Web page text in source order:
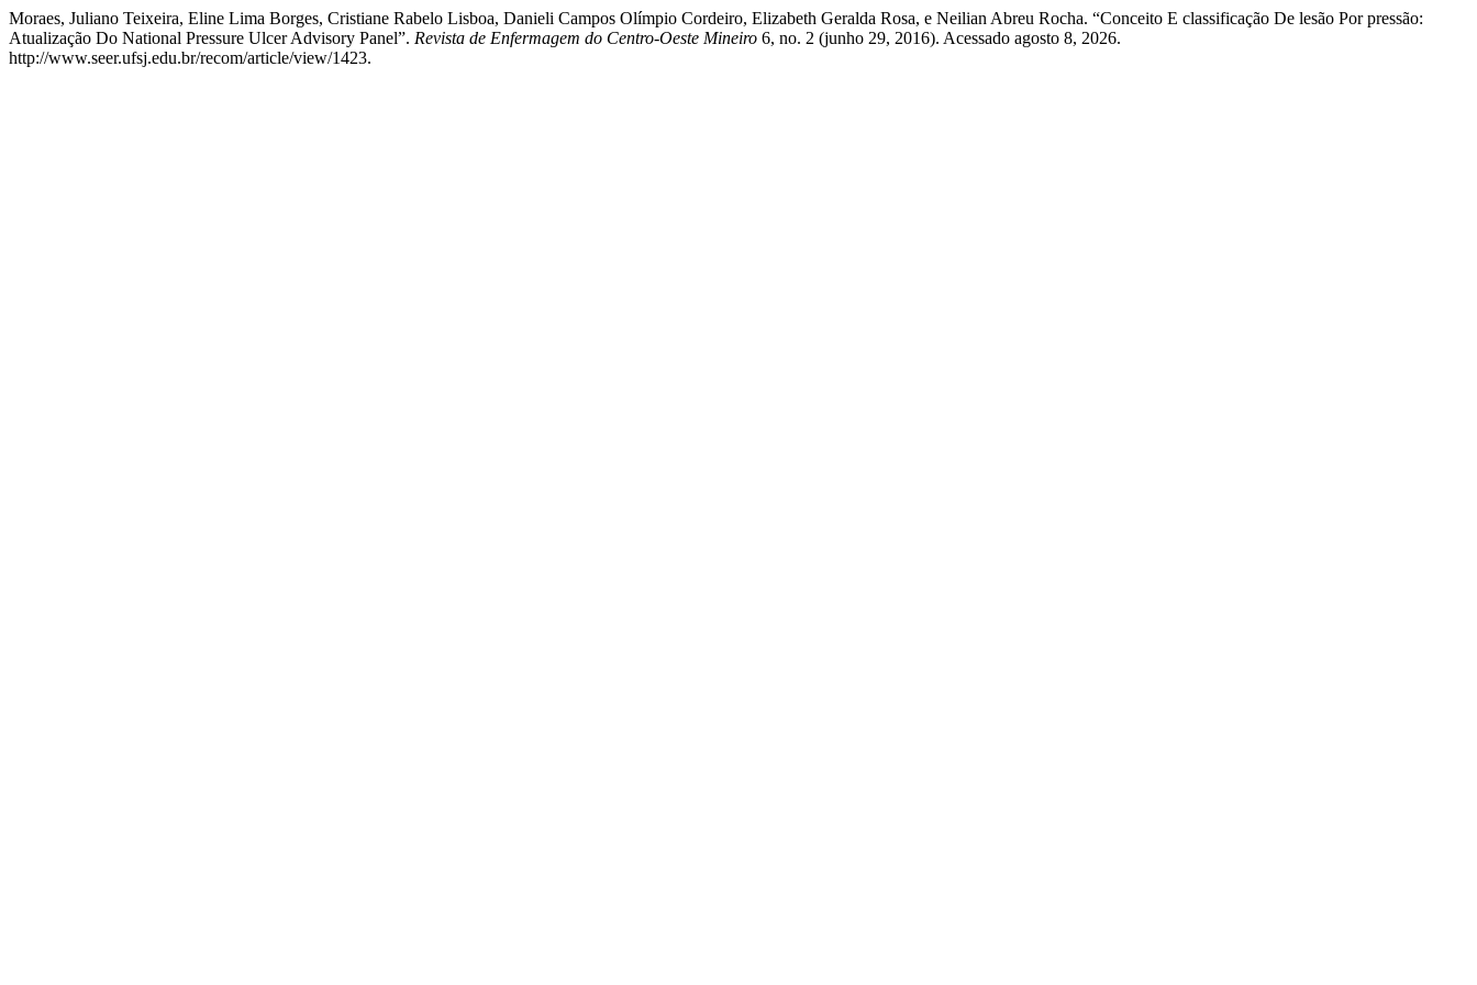
Moraes, Juliano Teixeira, Eline Lima Borges, Cristiane Rabelo Lisboa, Danieli Campos Olímpio Cordeiro, Elizabeth Geralda Rosa, e Neilian Abreu Rocha. “Conceito E classificação De lesão Por pressão:
Atualização Do National Pressure Ulcer Advisory Panel”. Revista de Enfermagem do Centro-Oeste Mineiro 6, no. 2 (junho 29, 2016). Acessado agosto 8, 2026.
http://www.seer.ufsj.edu.br/recom/article/view/1423.